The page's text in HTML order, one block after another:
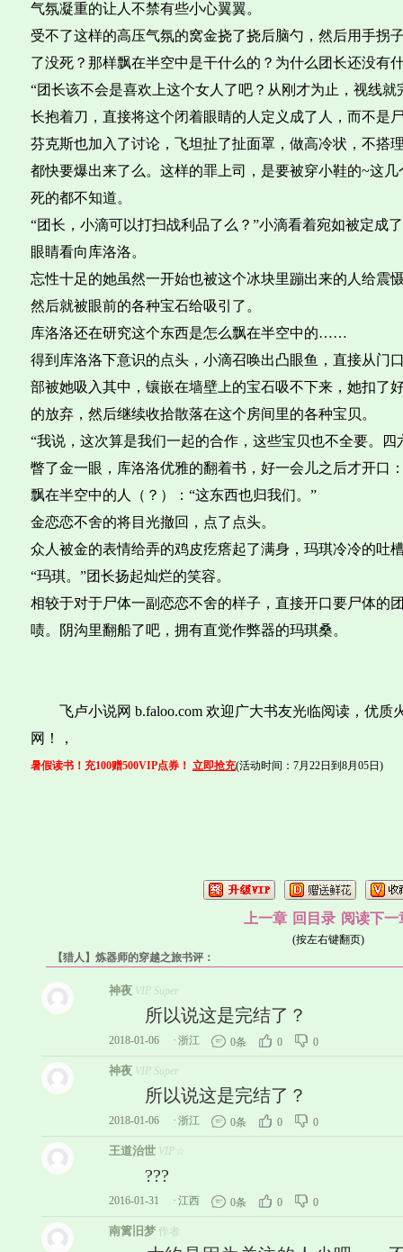
气氛凝重的让人不禁有些小心翼翼。
受不了这样的高压气氛的窝金挠了挠后脑勺，然后用手拐
了没死？那样飘在半空中是干什么的？为什么团长还没
“团长该不会是喜欢上这个女人了吧？从刚才为止，视线
长抱着刀，直接将这个闭着眼睛的人定义成了人，而不是
芬克斯也加入了讨论，飞坦扯了扯面罩，做高冷状，不搭
都快要爆出来了么。这样的罪上司，是要被穿小鞋的~这
死的都不知道。
“团长，小滴可以打扫战利品了么？”小滴看着宛如被定成
眼睛看向库洛洛。
忘性十足的她虽然一开始也被这个冰块里蹦出来的人给震
然后就被眼前的各种宝石给吸引了。
库洛洛还在研究这个东西是怎么飘在半空中的……
得到库洛洛下意识的点头，小滴召唤出凸眼鱼，直接从门
部被她吸入其中，镶嵌在墙壁上的宝石吸不下来，她扣了
的放弃，然后继续收拾散落在这个房间里的各种宝贝。
“我说，这次算是我们一起的合作，这些宝贝也不全要。
瞥了金一眼，库洛洛优雅的翻着书，好一会儿之后才开
飘在半空中的人（？）：“这东西也归我们。”
金恋恋不舍的将目光撤回，点了点头。
众人被金的表情给弄的鸡皮疙瘩起了满身，玛琪冷冷的吐
“玛琪。”团长扬起灿烂的笑容。
相较于对于尸体一副恋恋不舍的样子，直接开口要尸体
啧。阴沟里翻船了吧，拥有直觉作弊器的玛琪桑。
飞卢小说网 b.faloo.com 欢迎广大书友光临阅读，优质
网！，
暑假读书！充100赠500VIP点券！ 立即抢充(活动时间：7月22日到8月05日)
上一章 回目录 阅读下一
(按左右键翻页)
【猎人】炼器师的穿越之旅书评：
神夜 VIP Super
所以说这是完结了？
2018-01-06 · 浙江 0条 0 0
神夜 VIP Super
所以说这是完结了？
2018-01-06 · 浙江 0条 0 0
王道治世 VIP☆
???
2016-01-31 · 江西 0条 0 0
南篱旧梦 作者